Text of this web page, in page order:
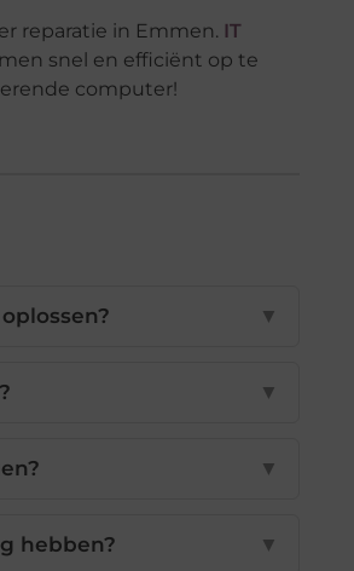
reparatie in Emmen. IT
snel en efficiënt op te
computer!
▼
▼
▼
hebben? ▼